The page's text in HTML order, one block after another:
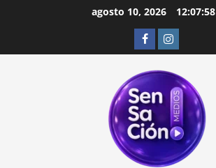
agosto 10, 2026 12:07:59
FacebookInstagram